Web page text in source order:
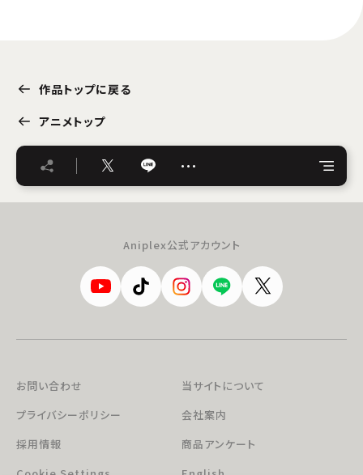
作品トップに戻る
アニメトップ
…
Aniplex公式アカウント
お問い合わせ
当サイトについて
プライバシーポリシー
会社案内
採用情報
商品アンケート